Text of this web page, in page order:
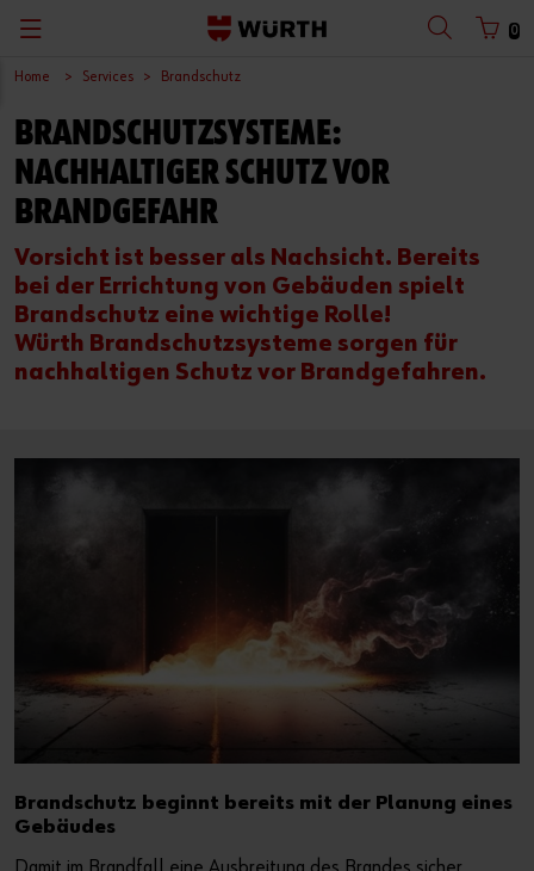
0
Zurück
mit Benutzername mit Kundennummer
Benutzername
Passwort
Anmeldedaten merken
Sie möchten Online-Kunde werden?
In nur drei Schritten können Sie sich registrieren und alle
Funktionen des Online-Shops nutzen.
Zurück
Kataloge
Zurück
Konfigurieren & Finden
Planen & Bemessen
Sicher Arbeiten
Spezialistenberatung vereinbaren
Beschaffen & Lager verwalten
Zurück
Abverkauf
Zurück
Arbeitssicherheit
Digitales Handwerk
Baustellen-Projektmanagement
Innenausbau
Holzbau
Zurück
Würth Shop finden
Würth Bonusheft
Leiternüberprüfung
Fallschutzset-Überprüfung
Click & Collect
Zurück
Baustelle optimieren
Produkte und Services
Planung und Berechnung
Nachhaltiges Bauen
Dokumente und Zulassungen
Zurück
Deutsch
Home Services Brandschutz
BRANDSCHUTZSYSTEME:
NACHHALTIGER SCHUTZ VOR
BRANDGEFAHR
Vorsicht ist besser als Nachsicht. Bereits
bei der Errichtung von Gebäuden spielt
Brandschutz eine wichtige Rolle!
Würth Brandschutzsysteme sorgen für
nachhaltigen Schutz vor Brandgefahren.
Brandschutz beginnt bereits mit der Planung eines
Gebäudes